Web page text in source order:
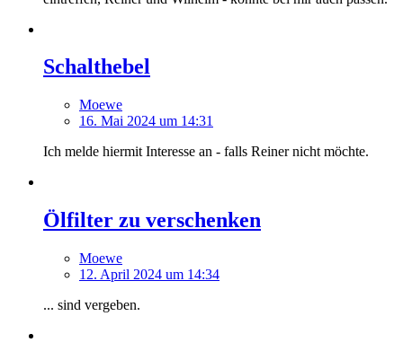
Schalthebel
Moewe
16. Mai 2024 um 14:31
Ich melde hiermit Interesse an - falls Reiner nicht möchte.
Ölfilter zu verschenken
Moewe
12. April 2024 um 14:34
... sind vergeben.